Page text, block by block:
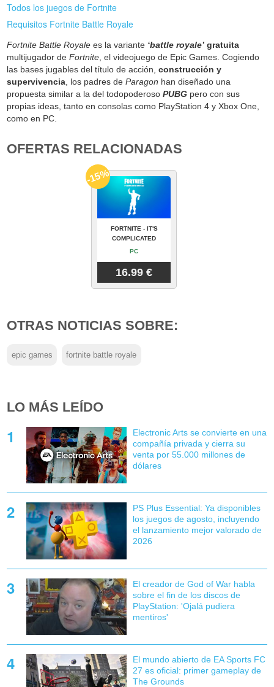
Todos los juegos de Fortnite
Requisitos Fortnite Battle Royale
Fortnite Battle Royale es la variante ‘battle royale’ gratuita
multijugador deFortnite , el videojuego de Epic Games. Cogiendo
las bases jugables del título de acción,construcción y
supervivencia , los padres deParagon han diseñado una
propuesta similar a la del todopoderosoPUBG pero con sus
propias ideas, tanto en consolas como PlayStation 4 y Xbox One,
como en PC.
OFERTAS RELACIONADAS
FORTNITE - IT'S
COMPLICATED
PC
16.99 €
-15%
OTRAS NOTICIAS SOBRE:
epic games fortnite battle royale
LO MÁS LEÍDO
Electronic Arts se convierte en una
compañía privada y cierra su
venta por 55.000 millones de
dólares
PS Plus Essential: Ya disponibles
los juegos de agosto, incluyendo
el lanzamiento mejor valorado de
2026
El creador de God of War habla
sobre el fin de los discos de
PlayStation: 'Ojalá pudiera
mentiros'
El mundo abierto de EA Sports FC
27 es oficial: primer gameplay de
The Grounds